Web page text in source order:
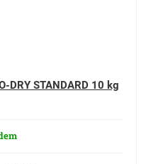
DRY STANDARD 10 kg